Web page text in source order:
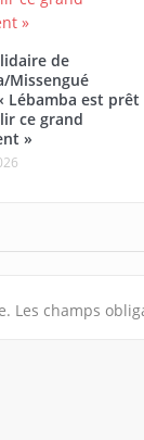
de
Missengué
Lébamba est prêt
ce grand
»
Les champs